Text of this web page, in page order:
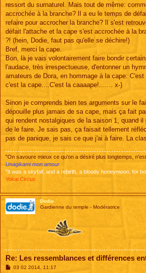
ressort du surnaturel. Mais tout de même:
accrochée à la branche? Il a eu le temps de
refaire pour accrocher la branche? Il s'est
défait l'attache et la cape s'est accrochée à la
?! (hein, Dodie, faut pas qu'elle se déchire!)
Bref, merci la cape.
Bon, là je vais volontairement faire bondir
l'audace, très irrespectueuse, d'entonner un
amateurs de Dora, en hommage à la cape:
c'est la cape....C'est la caaaape!....... x-)
Sinon je comprends bien tes arguments sur le
dépouille plus jamais de sa cape, mais ça fait
qui rendent nostalgiques de la saison 1, quand il
de le faire. Je sais pas, ça faisait tellement
pas de panique, je sais ce que j'ai à faire. La
"On savoure mieux ce qu'on a désiré plus longtemps,
Unagikami mon amour
"It was a skyfall, and a rebirth, a bloody honeymoon, for
Yokai Circus
Dodie
Gardienne du temple - Modératrice
Re: Les ressemblances et différences
M03 02 2014, 11:17